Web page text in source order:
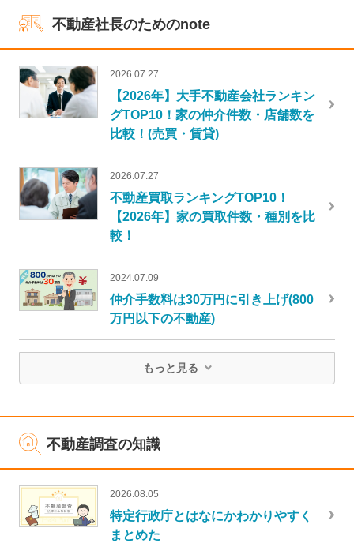
不動産社長のためのnote
2026.07.27
【2026年】大手不動産会社ランキン
グTOP10！家の仲介件数・店舗数を
比較！(売買・賃貸)
2026.07.27
不動産買取ランキングTOP10！
【2026年】家の買取件数・種別を比
較！
2024.07.09
仲介手数料は30万円に引き上げ(800
万円以下の不動産)
もっと見る
不動産調査の知識
2026.08.05
特定行政庁とはなにかわかりやすく
まとめた